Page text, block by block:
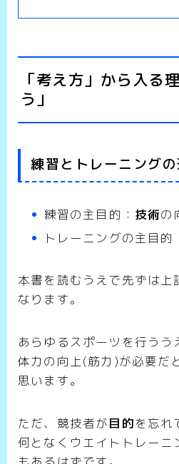
「考え方」から入る
う」
練習とトレーニング
練習の主目的： 技術の
トレーニングの主目的：
本書を読むうえで先ずは上
なります。
あらゆるスポーツを行うう
体力の向上(筋力)が必要だ
思います。
ただ、競技者が目的を忘れ
何となくウエイトトレーニ